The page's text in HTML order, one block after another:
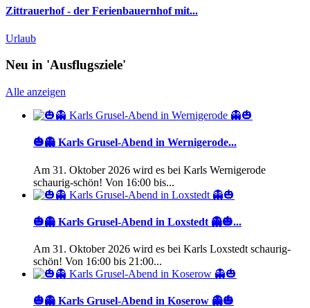
Zittrauerhof - der Ferienbauernhof mit...
Urlaub
Neu in 'Ausflugsziele'
Alle anzeigen
🎃👻 Karls Grusel-Abend in Wernigerode...
Am 31. Oktober 2026 wird es bei Karls Wernigerode
schaurig-schön! Von 16:00 bis...
🎃👻 Karls Grusel-Abend in Loxstedt 👻🎃...
Am 31. Oktober 2026 wird es bei Karls Loxstedt schaurig-
schön! Von 16:00 bis 21:00...
🎃👻 Karls Grusel-Abend in Koserow 👻🎃